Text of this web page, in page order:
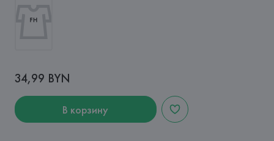
34,99 BYN
В корзину